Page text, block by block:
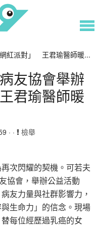
紅派對」 王君瑜醫師暖...
友協會舉辦
君瑜醫師暖
· · 檢舉
次閃耀的契機。可若夫
協會，舉辦公益活動
友力量與社群影響力，
生命力」的信念。現場
每位經歷過乳癌的女